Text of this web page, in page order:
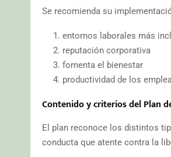
Se recomienda su
entornos laborales más
reputación corporativa
fomenta el bienestar
productividad de los
Contenido y criterios del Plan
El plan reconoce los distintos
conducta que atente contra la